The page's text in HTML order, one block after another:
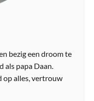
bezig een droom te
als papa Daan.
op alles, vertrouw